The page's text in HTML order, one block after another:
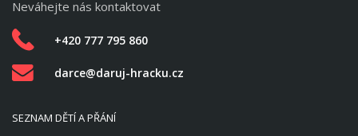
Neváhejte nás kontaktovat
+420 777 795 860
darce@daruj-hracku.cz
SEZNAM DĚTÍ A PŘÁNÍ